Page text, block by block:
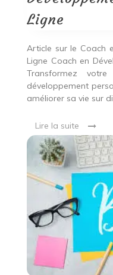
Ligne
Article sur le Coach
Ligne Coach en
Transformez
développement
améliorer sa vie sur
Lire la suite